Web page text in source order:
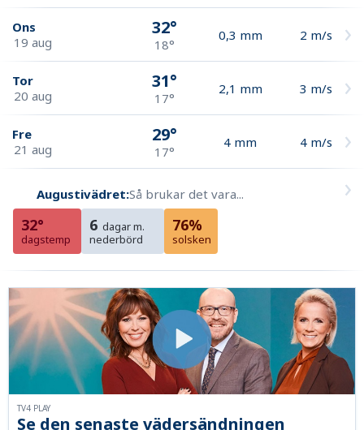
Ons
19 aug
32°
18°
0,3 mm 2 m/s
Tor
20 aug
31°
17°
2,1 mm 3 m/s
Fre
21 aug
29°
17°
4 mm 4 m/s
Augustivädret:Så brukar det vara...
32°
dagstemp
6 dagar m.
nederbörd
76%
solsken
Se den senaste vädersändningen
TV4 PLAY